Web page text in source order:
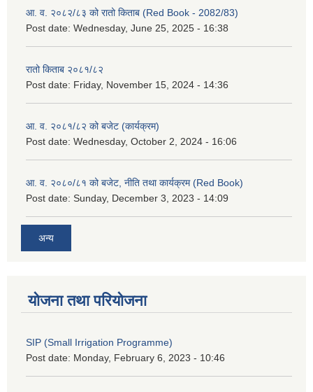
आ. व. २०८२/८३ को रातो किताब (Red Book - 2082/83)
Post date: Wednesday, June 25, 2025 - 16:38
रातो किताब २०८१/८२
Post date: Friday, November 15, 2024 - 14:36
आ. व. २०८१/८२ को बजेट (कार्यक्रम)
Post date: Wednesday, October 2, 2024 - 16:06
आ. व. २०८०/८१ को बजेट, नीति तथा कार्यक्रम (Red Book)
Post date: Sunday, December 3, 2023 - 14:09
अन्य
योजना तथा परियोजना
SIP (Small Irrigation Programme)
Post date: Monday, February 6, 2023 - 10:46